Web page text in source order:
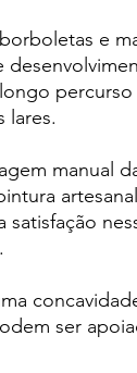
e
lares.
manual
satisfação
ser